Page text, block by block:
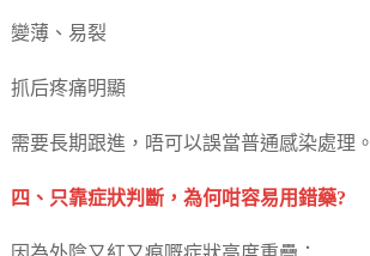
變薄、易裂
抓后疼痛明顯
需要長期跟進，唔可以誤當普通感染處理。
四、只靠症狀判斷，為何咁容易用錯藥?